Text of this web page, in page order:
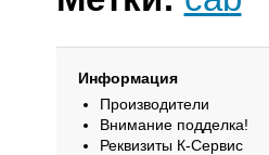
Информация
Производители
Внимание подделка!
Реквизиты К-Сервис